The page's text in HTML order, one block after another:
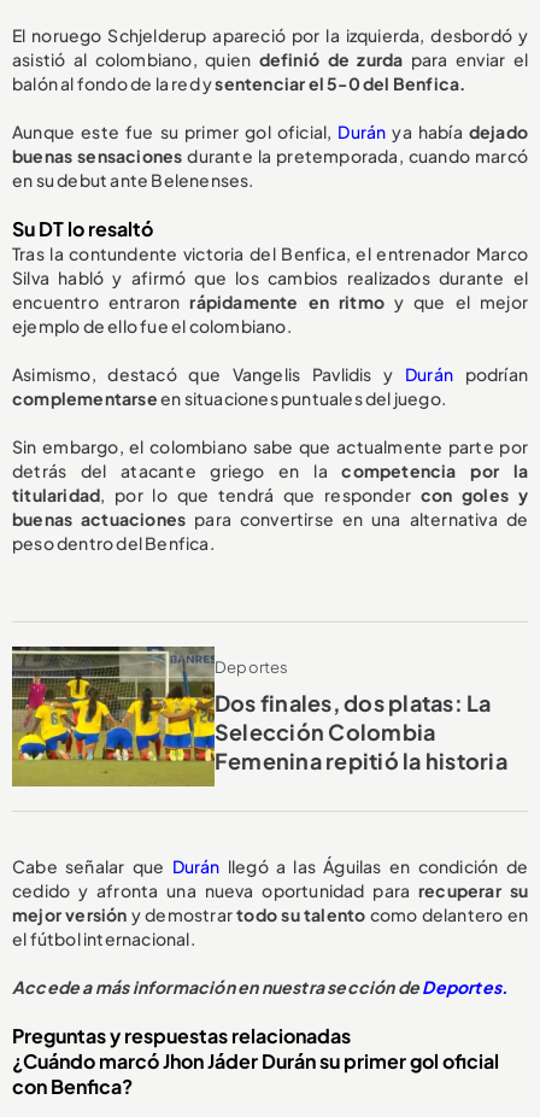
El noruego Schjelderup apareció por la izquierda, desbordó y
asistió al colombiano, quien definió de zurda para enviar el
balón al fondo de la red ysentenciar el 5-0 del Benfica.
Aunque este fue su primer gol oficial, Duránya había dejado
buenas sensacionesdurante la pretemporada, cuando marcó
en su debut ante Belenenses.
Su DT lo resaltó
Tras la contundente victoria del Benfica, el entrenador Marco
Silva habló y afirmó que los cambios realizados durante el
encuentro entraronrápidamente en ritmoy que el mejor
ejemplo de ello fue el colombiano.
Asimismo, destacó que Vangelis Pavlidis y Duránpodrían
complementarseen situaciones puntuales del juego.
Sin embargo, el colombiano sabe que actualmente parte por
detrás del atacante griego en lacompetencia por la
titularidad, por lo que tendrá que responder con goles y
buenas actuaciones para convertirse en una alternativa de
peso dentro del Benfica.
Deportes
Dos finales, dos platas: La
Selección Colombia
Femenina repitió la historia
Cabe señalar que Durán llegó a las Águilas en condición de
cedido y afronta una nueva oportunidad para recuperar su
mejor versión y demostrartodo su talento como delantero en
el fútbol internacional.
Accede a más información en nuestra sección deDeportes.
Preguntas y respuestas relacionadas
¿Cuándo marcó Jhon Jáder Durán su primer gol oficial
con Benfica?